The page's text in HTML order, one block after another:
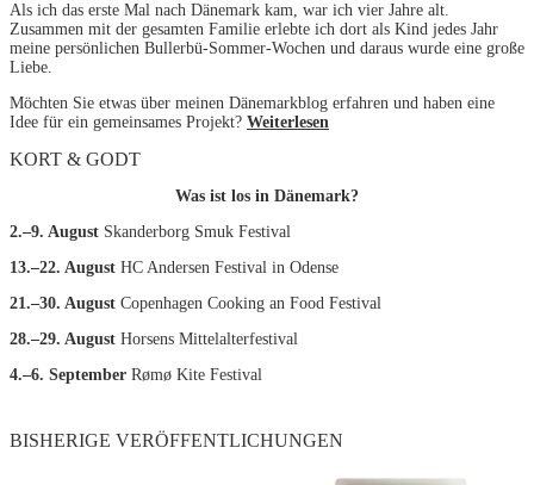
Als ich das erste Mal nach Dänemark kam, war ich vier Jahre alt.
Zusammen mit der gesamten Familie erlebte ich dort als Kind jedes Jahr
meine persönlichen Bullerbü-Sommer-Wochen und daraus wurde eine große
Liebe.
Möchten Sie etwas über meinen Dänemarkblog erfahren und haben eine
Idee für ein gemeinsames Projekt? Weiterlesen
KORT & GODT
Was ist los in Dänemark?
2.–9. August Skanderborg Smuk Festival
13.–22. August HC Andersen Festival in Odense
21.–30. August Copenhagen Cooking an Food Festival
28.–29. August Horsens Mittelalterfestival
4.–6. September Rømø Kite Festival
BISHERIGE VERÖFFENTLICHUNGEN